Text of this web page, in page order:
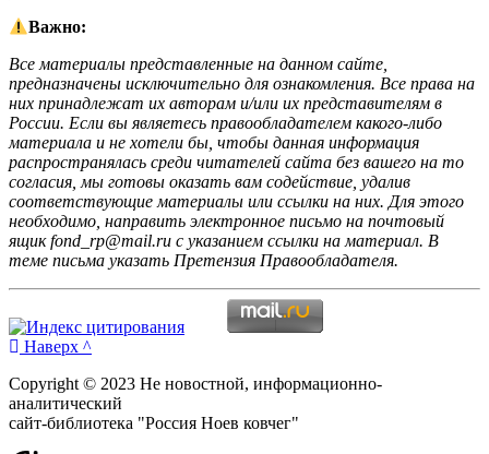
Важно:
Все материалы представленные на данном сайте,
предназначены исключительно для ознакомления. Все права на
них принадлежат их авторам и/или их представителям в
России. Если вы являетесь правообладателем какого-либо
материала и не хотели бы, чтобы данная информация
распространялась среди читателей сайта без вашего на то
согласия, мы готовы оказать вам содействие, удалив
соответствующие материалы или ссылки на них. Для этого
необходимо, направить электронное письмо на почтовый
ящик fond_rp@mail.ru с указанием ссылки на материал. В
теме письма указать Претензия Правообладателя.
Наверх ^
Copyright © 2023 Не новостной, информационно-
аналитический
сайт-библиотека "Россия Ноев ковчег"